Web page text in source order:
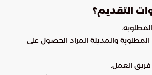
التقديم؟
والمدينة المراد الحصول على
العمل.